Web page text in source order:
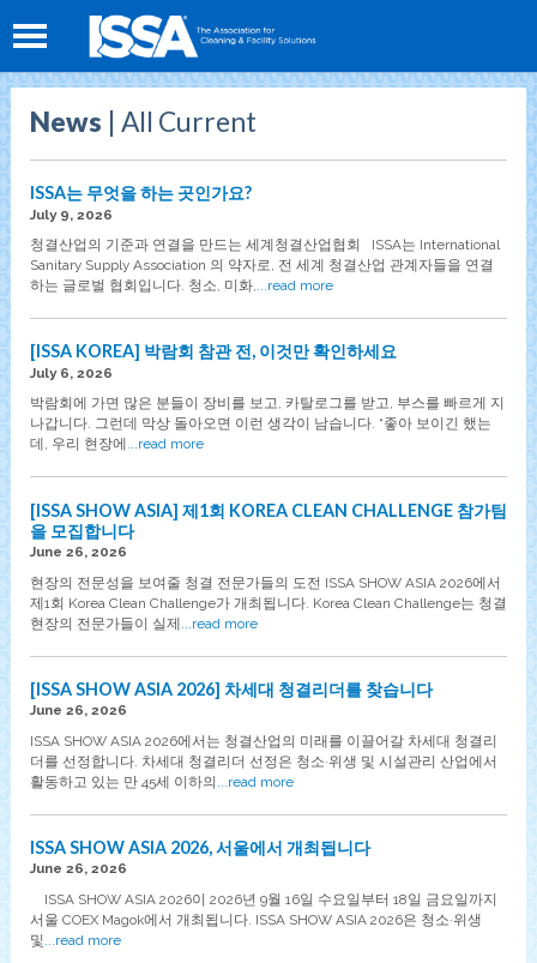
News | All Current
ISSA는 무엇을 하는 곳인가요?
July 9, 2026
청결산업의 기준과 연결을 만드는 세계청결산업협회 ISSA는 International
Sanitary Supply Association 의 약자로, 전 세계 청결산업 관계자들을 연결
하는 글로벌 협회입니다. 청소, 미화,...read more
[ISSA KOREA] 박람회 참관 전, 이것만 확인하세요
July 6, 2026
박람회에 가면 많은 분들이 장비를 보고, 카탈로그를 받고, 부스를 빠르게 지
나갑니다. 그런데 막상 돌아오면 이런 생각이 남습니다. “좋아 보이긴 했는
데, 우리 현장에 ...read more
[ISSA SHOW ASIA] 제1회 KOREA CLEAN CHALLENGE 참가팀
을 모집합니다
June 26, 2026
현장의 전문성을 보여줄 청결 전문가들의 도전 ISSA SHOW ASIA 2026에서
제1회 Korea Clean Challenge가 개최됩니다. Korea Clean Challenge는 청결
현장의 전문가들이 실제 ...read more
[ISSA SHOW ASIA 2026] 차세대 청결리더를 찾습니다
June 26, 2026
ISSA SHOW ASIA 2026에서는 청결산업의 미래를 이끌어갈 차세대 청결리
더를 선정합니다. 차세대 청결리더 선정은 청소·위생 및 시설관리 산업에서
활동하고 있는 만 45세 이하의
...read more
ISSA SHOW ASIA 2026, 서울에서 개최됩니다
June 26, 2026
ISSA SHOW ASIA 2026이 2026년 9월 16일 수요일부터 18일 금요일까지
서울 COEX Magok에서 개최됩니다. ISSA SHOW ASIA 2026은 청소·위생
및 ...read more